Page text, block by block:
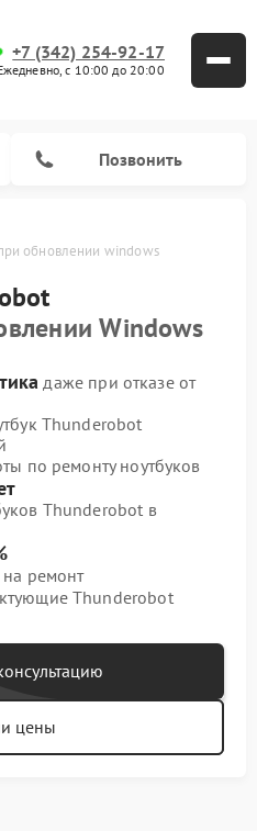
+7 (342) 254-92-17
с 10:00 до 20:00
Позвонить
обновлении windows
Windows
даже при отказе от
Thunderobot
по ремонту ноутбуков
Thunderobot в
ремонт
Thunderobot
цены